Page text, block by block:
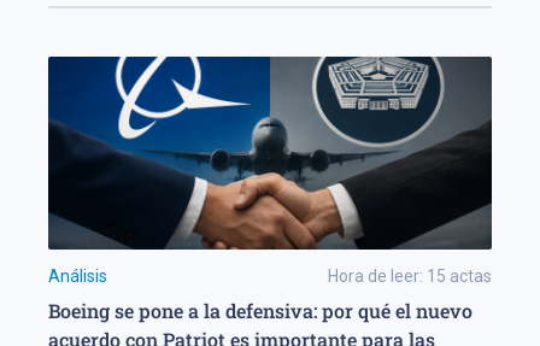
Análisis Hora de leer: 15 actas
Boeing se pone a la defensiva: por qué el nuevo
acuerdo con Patriot es importante para las